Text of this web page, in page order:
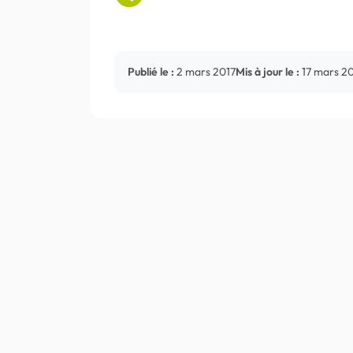
Publié le : 2 mars 2017Mis à jour le : 17 mars